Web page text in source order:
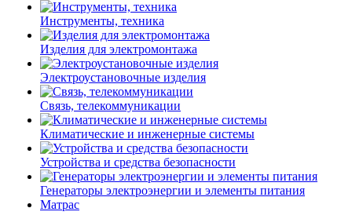
Инструменты, техника
Изделия для электромонтажа
Электроустановочные изделия
Связь, телекоммуникации
Климатические и инженерные системы
Устройства и средства безопасности
Генераторы электроэнергии и элементы питания
Матрас